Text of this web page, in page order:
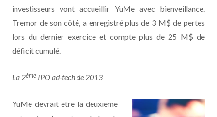
investisseurs vont accueillir YuMe avec bienveillance.
Tremor de son côté, a enregistré plus de 3 M$ de pertes
lors du dernier exercice et compte plus de 25 M$ de
déficit cumulé.
La 2ème IPO ad-tech de 2013
YuMe devrait être la deuxième